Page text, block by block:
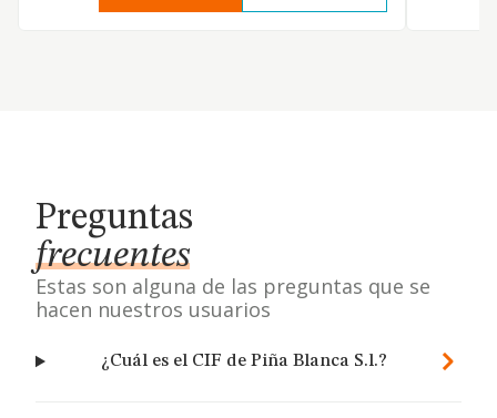
Preguntas
frecuentes
Estas son alguna de las preguntas que se
hacen nuestros usuarios
¿Cuál es el CIF de Piña Blanca S.l.?